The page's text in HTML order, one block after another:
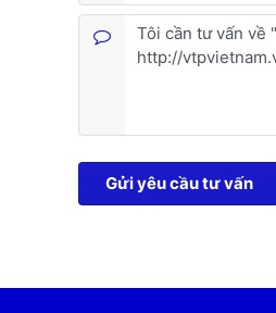
Gửi yêu cầu tư vấn